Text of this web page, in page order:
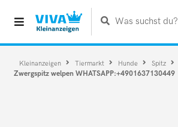
Was suchst du?
Kleinanzeigen Tiermarkt Hunde Spitz
Zwergspitz welpen WHATSAPP:+4901637130449